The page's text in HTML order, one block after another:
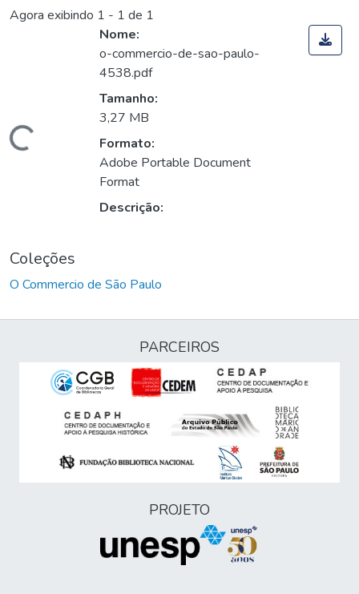
Agora exibindo 1 - 1 de 1
Nome:
o-commercio-de-sao-paulo-
4538.pdf
Tamanho:
3,27 MB
Formato:
Adobe Portable Document
Format
Descrição:
Coleções
O Commercio de São Paulo
PARCEIROS
PROJETO